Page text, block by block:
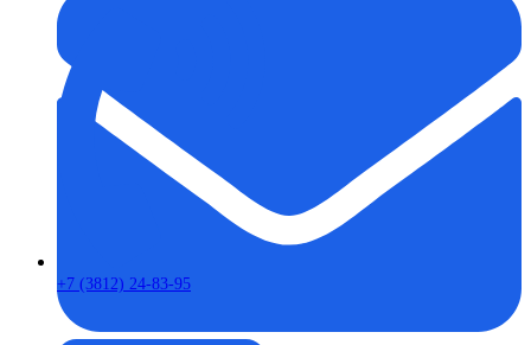
+7 (3812) 24-83-95